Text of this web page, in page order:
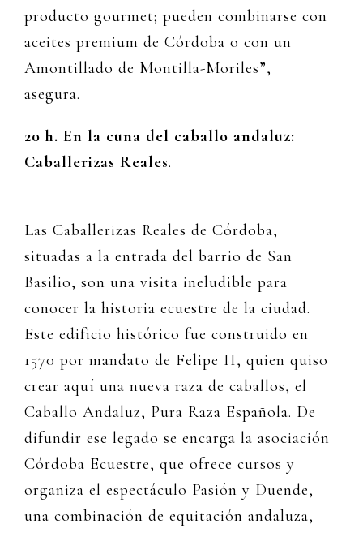
producto gourmet; pueden combinarse con
aceites premium de Córdoba o con un
Amontillado de Montilla-Moriles”,
asegura.
20 h. En la cuna del caballo andaluz:
Caballerizas Reales.
Las Caballerizas Reales de Córdoba,
situadas a la entrada del barrio de San
Basilio, son una visita ineludible para
conocer la historia ecuestre de la ciudad.
Este edificio histórico fue construido en
1570 por mandato de Felipe II, quien quiso
crear aquí una nueva raza de caballos, el
Caballo Andaluz, Pura Raza Española. De
difundir ese legado se encarga la asociación
Córdoba Ecuestre, que ofrece cursos y
organiza el espectáculo Pasión y Duende,
una combinación de equitación andaluza,